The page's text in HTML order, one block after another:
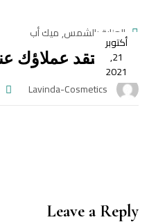
أكتوبر
21,
2021
العناية بالشمس, ميك أب
ماذا يعتقد عملاؤك
Lavinda-Cosmetics
Leave a Reply